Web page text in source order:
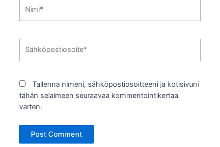
Tallenna nimeni, sähköpostiosoitteeni ja kotisivuni
tähän selaimeen seuraavaa kommentointikertaa
varten.